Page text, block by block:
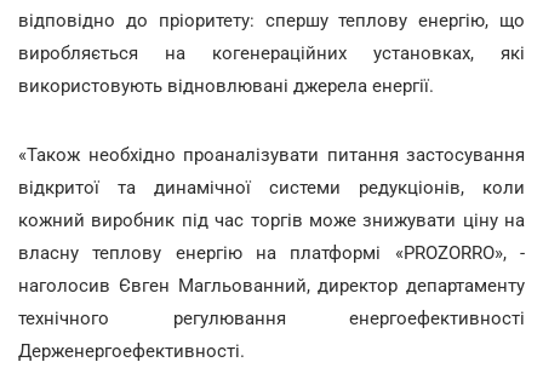
відповідно до пріоритету: спершу теплову енергію, що
виробляється на когенераційних установках, які
використовують відновлювані джерела енергії.
«Також необхідно проаналізувати питання застосування
відкритої та динамічної системи редукціонів, коли
кожний виробник під час торгів може знижувати ціну на
власну теплову енергію на платформі «PROZORRO», -
наголосив Євген Магльованний, директор департаменту
технічного регулювання енергоефективності
Держенергоефективності.